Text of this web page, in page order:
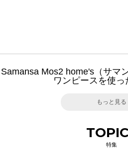
Samansa Mos2 home's（サマ
ワンピースを使っ
もっと見る
特集